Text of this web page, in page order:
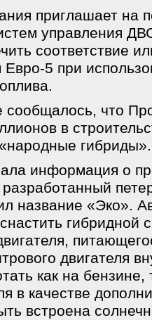
приглашает на
управления
соответствие
5 при
что
в
гибриды».
информация о
название «Эко».
гибридной
двигателя
как на бензине,
в качестве
встроена